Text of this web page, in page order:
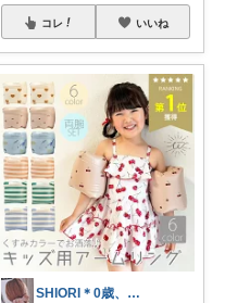
コレ いいね
SHIORI＊0歳、2歳女の子ママ